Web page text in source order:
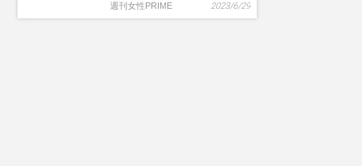
週刊女性PRIME 2023/6/29